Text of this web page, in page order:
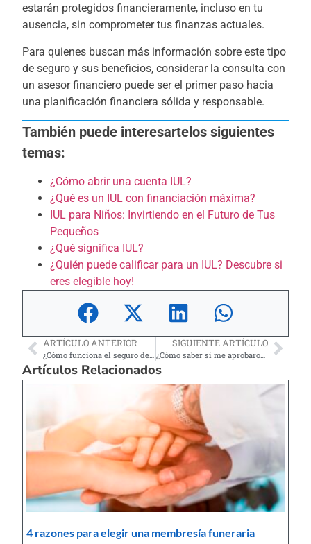
estarán protegidos financieramente, incluso en tu
ausencia, sin comprometer tus finanzas actuales.
Para quienes buscan más información sobre este tipo
de seguro y sus beneficios, considerar la consulta con
un asesor financiero puede ser el primer paso hacia
una planificación financiera sólida y responsable.
También puede interesartelos siguientes
temas:
¿Cómo abrir una cuenta IUL?
¿Qué es un IUL con financiación máxima?
IUL para Niños: Invirtiendo en el Futuro de Tus
Pequeños
¿Qué significa IUL?
¿Quién puede calificar para un IUL? Descubre si
eres elegible hoy!
ARTÍCULO ANTERIOR SIGUIENTE ARTÍCULO
¿Cómo saber si me aprobaron el Parole Humanitario 2024?
Artículos Relacionados
4 razones para elegir una membresía funeraria